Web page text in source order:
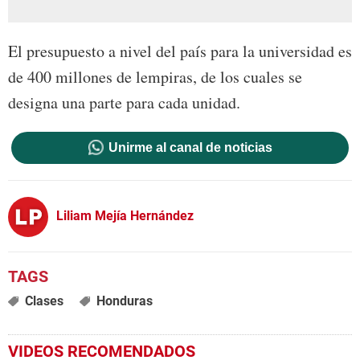
El presupuesto a nivel del país para la universidad es
de 400 millones de lempiras, de los cuales se
designa una parte para cada unidad.
Unirme al canal de noticias
Liliam Mejía Hernández
Clases Honduras
VIDEOS RECOMENDADOS